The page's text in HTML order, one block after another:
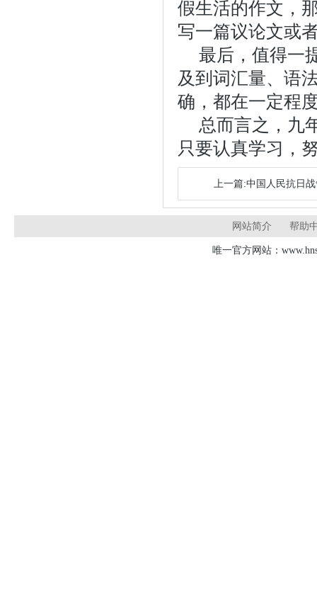
假生活的作文，
写一篇议论文或
最后，值得一
及到词汇量、语
确，都在一定程
总而言之，九
只要认真学习，
上一篇:中国人民抗日
网站简介 帮助
唯一官方网站：